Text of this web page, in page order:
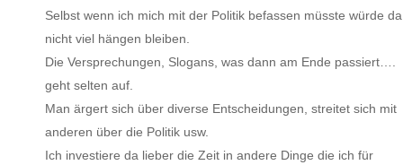
Selbst wenn ich mich mit der Politik befassen müsste würde da
nicht viel hängen bleiben.
Die Versprechungen, Slogans, was dann am Ende passiert….
geht selten auf.
Man ärgert sich über diverse Entscheidungen, streitet sich mit
anderen über die Politik usw.
Ich investiere da lieber die Zeit in andere Dinge die ich für